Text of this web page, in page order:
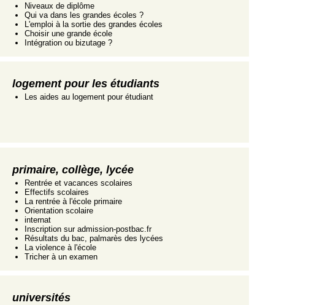
Niveaux de diplôme
Qui va dans les grandes écoles ?
L'emploi à la sortie des grandes écoles
Choisir une grande école
Intégration ou bizutage ?
logement pour les étudiants
Les aides au logement pour étudiant
primaire, collège, lycée
Rentrée et vacances scolaires
Effectifs scolaires
La rentrée à l'école primaire
Orientation scolaire
internat
Inscription sur admission-postbac.fr
Résultats du bac, palmarès des lycées
La violence à l'école
Tricher à un examen
universités